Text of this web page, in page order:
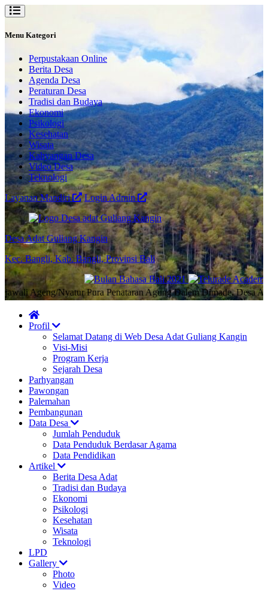
Menu Kategori
Perpustakaan Online
Berita Desa
Agenda Desa
Peraturan Desa
Tradisi dan Budaya
Ekonomi
Psikologi
Kesehatan
Wisata
Kahyangan Desa
Video Desa
Teknologi
Layanan Mandiri
Login Admin
Desa Adat Guliang Kangin
Kec. Bangli, Kab. Bangli, Provinsi Bali
Ageng/Nyatur Pura Penataran Agung Dalem Dimade, Desa
Profil
Selamat Datang di Web Desa Adat Guliang Kangin
Visi-Misi
Program Kerja
Sejarah Desa
Parhyangan
Pawongan
Palemahan
Pembangunan
Data Desa
Jumlah Penduduk
Data Penduduk Berdasar Agama
Data Pendidikan
Artikel
Berita Desa Adat
Tradisi dan Budaya
Ekonomi
Psikologi
Kesehatan
Wisata
Teknologi
LPD
Gallery
Photo
Video